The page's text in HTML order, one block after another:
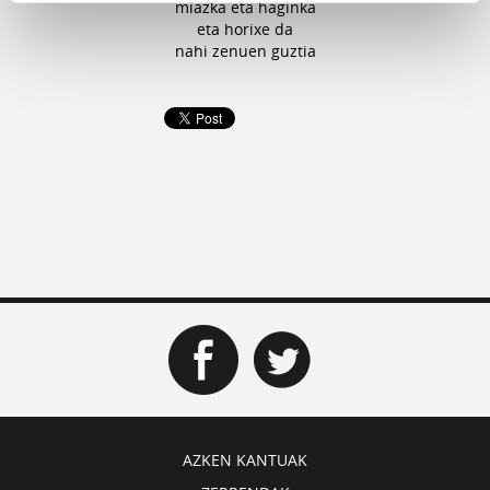
miazka eta haginka
eta horixe da
nahi zenuen guztia
AZKEN KANTUAK